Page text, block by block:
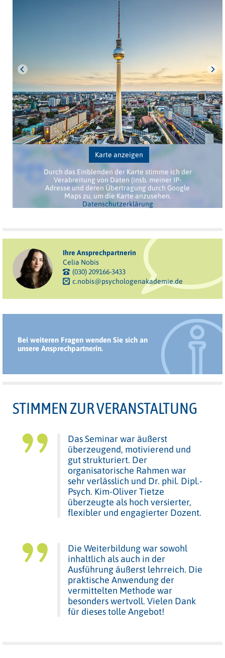
Karte anzeigen
Durch das Einblenden der Karte stimme ich der
Verabreitung von Daten (insb. meiner IP-
Adresse und deren Übertragung durch Google
Maps zu, um die Karte anzusehen.
Datenschutzerklärung
Ihre Ansprechpartnerin
Celia Nobis
(030) 209166-3433
c.nobis@psychologenakademie.de
Bei weiteren Fragen wenden Sie sich an
unsere Ansprechpartnerin.
STIMMEN ZUR VERANSTALTUNG
Das Seminar war äußerst
überzeugend, motivierend und
gut strukturiert. Der
organisatorische Rahmen war
sehr verlässlich und Dr. phil. Dipl.-
Psych. Kim-Oliver Tietze
überzeugte als hoch versierter,
flexibler und engagierter Dozent.
Die Weiterbildung war sowohl
inhaltlich als auch in der
Ausführung äußerst lehrreich. Die
praktische Anwendung der
vermittelten Methode war
besonders wertvoll. Vielen Dank
für dieses tolle Angebot!